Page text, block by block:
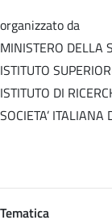
organizzato da
MINISTERO DELLA
ISTITUTO
ISTITUTO DI
SOCIETA’ ITALIANA
Tematica